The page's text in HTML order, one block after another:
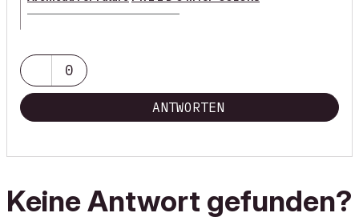
0
ANTWORTEN
Keine Antwort gefunden?